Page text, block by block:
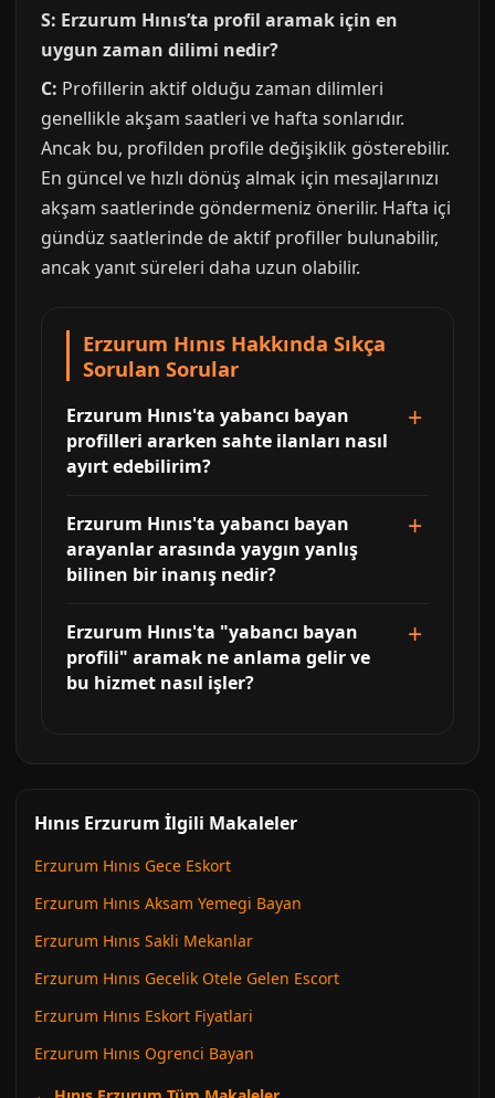
S: Erzurum Hınıs’ta profil aramak için en
uygun zaman dilimi nedir?
C: Profillerin aktif olduğu zaman dilimleri
genellikle akşam saatleri ve hafta sonlarıdır.
Ancak bu, profilden profile değişiklik gösterebilir.
En güncel ve hızlı dönüş almak için mesajlarınızı
akşam saatlerinde göndermeniz önerilir. Hafta içi
gündüz saatlerinde de aktif profiller bulunabilir,
ancak yanıt süreleri daha uzun olabilir.
Erzurum Hınıs Hakkında Sıkça
Sorulan Sorular
Erzurum Hınıs'ta yabancı bayan
profilleri ararken sahte ilanları nasıl
ayırt edebilirim?
Erzurum Hınıs'ta yabancı bayan
arayanlar arasında yaygın yanlış
bilinen bir inanış nedir?
Erzurum Hınıs'ta "yabancı bayan
profili" aramak ne anlama gelir ve
bu hizmet nasıl işler?
Hınıs Erzurum İlgili Makaleler
Erzurum Hınıs Gece Eskort
Erzurum Hınıs Aksam Yemegi Bayan
Erzurum Hınıs Sakli Mekanlar
Erzurum Hınıs Gecelik Otele Gelen Escort
Erzurum Hınıs Eskort Fiyatlari
Erzurum Hınıs Ogrenci Bayan